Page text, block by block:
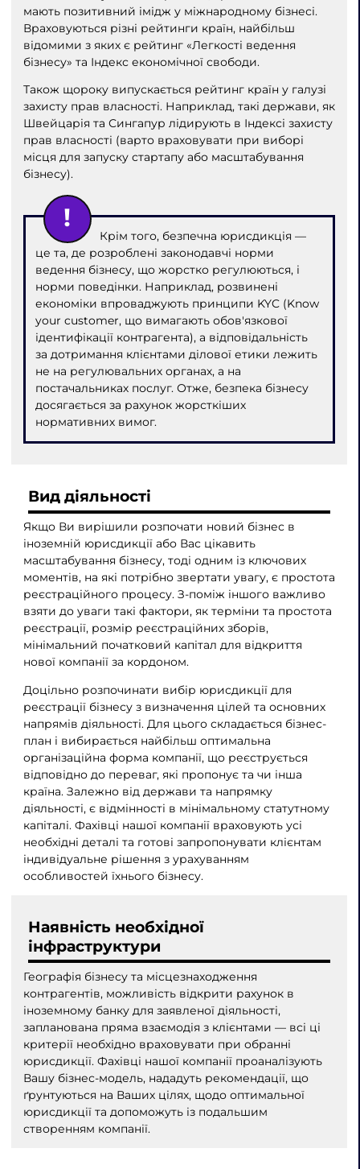
мають позитивний імідж у міжнародному бізнесі.
Враховуються різні рейтинги країн, найбільш
відомими з яких є рейтинг «Легкості ведення
бізнесу» та Індекс економічної свободи.
Також щороку випускається рейтинг країн у галузі
захисту прав власності. Наприклад, такі держави, як
Швейцарія та Сингапур лідирують в Індексі захисту
прав власності (варто враховувати при виборі
місця для запуску стартапу або масштабування
бізнесу).
Крім того, безпечна юрисдикція —
це та, де розроблені законодавчі норми
ведення бізнесу, що жорстко регулюються, і
норми поведінки. Наприклад, розвинені
економіки впроваджують принципи KYC (Know
your customer, що вимагають обов'язкової
ідентифікації контрагента), а відповідальність
за дотримання клієнтами ділової етики лежить
не на регулювальних органах, а на
постачальниках послуг. Отже, безпека бізнесу
досягається за рахунок жорсткіших
нормативних вимог.
Вид діяльності
Якщо Ви вирішили розпочати новий бізнес в
іноземній юрисдикції або Вас цікавить
масштабування бізнесу, тоді одним із ключових
моментів, на які потрібно звертати увагу, є простота
реєстраційного процесу. З-поміж іншого важливо
взяти до уваги такі фактори, як терміни та простота
реєстрації, розмір реєстраційних зборів,
мінімальний початковий капітал для відкриття
нової компанії за кордоном.
Доцільно розпочинати вибір юрисдикції для
реєстрації бізнесу з визначення цілей та основних
напрямів діяльності. Для цього складається бізнес-
план і вибирається найбільш оптимальна
організаційна форма компанії, що реєструється
відповідно до переваг, які пропонує та чи інша
країна. Залежно від держави та напрямку
діяльності, є відмінності в мінімальному статутному
капіталі. Фахівці нашої компанії враховують усі
необхідні деталі та готові запропонувати клієнтам
індивідуальне рішення з урахуванням
особливостей їхнього бізнесу.
Наявність необхідної
інфраструктури
Географія бізнесу та місцезнаходження
контрагентів, можливість відкрити рахунок в
іноземному банку для заявленої діяльності,
запланована пряма взаємодія з клієнтами — всі ці
критерії необхідно враховувати при обранні
юрисдикції. Фахівці нашої компанії проаналізують
Вашу бізнес-модель, нададуть рекомендації, що
ґрунтуються на Ваших цілях, щодо оптимальної
юрисдикції та допоможуть із подальшим
створенням компанії.